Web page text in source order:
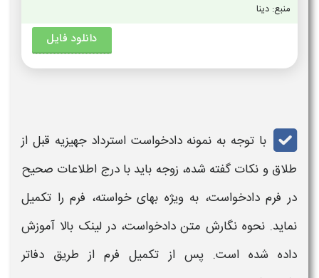
منبع: دینا
دانلود فایل
با توجه به نمونه دادخواست استرداد جهیزیه قبل از
طلاق و نکات گفته شده، زوجه باید با درج اطلاعات صحیح
در فرم دادخواست، به ویژه بهای خواسته، فرم را تکمیل
نماید. نحوه نگارش متن دادخواست، در لینک بالا آموزش
داده شده است. پس از تکمیل فرم از طریق دفاتر